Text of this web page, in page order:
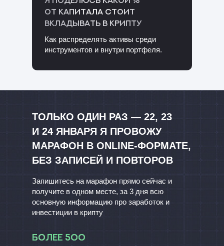
от капитала стоит
вкладывать в крипту
Как распределять активы среди
инструментов и внутри портфеля.
ТОЛЬКО ОДИН РАЗ — 22, 23
И 24 ЯНВАРЯ Я ПРОВОЖУ
МАРАФОН В ONLINE-ФОРМАТЕ,
БЕЗ ЗАПИСЕЙ И ПОВТОРОВ
Запишитесь на марафон прямо сейчас и
получите в одном месте, за 3 дня всю
основную информацию про заработок и
инвестиции в крипту
Более 500